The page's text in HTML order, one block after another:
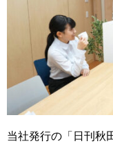
当社発行の「日刊秋